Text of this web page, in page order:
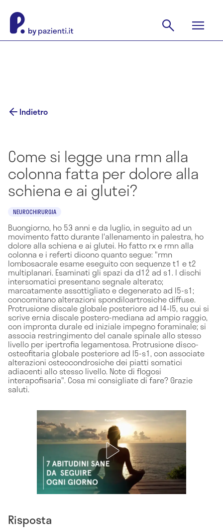
Indietro
Come si legge una rmn alla
colonna fatta per dolore alla
schiena e ai glutei?
NEUROCHIRURGIA
Buongiorno, ho 53 anni e da luglio, in seguito ad un
movimento fatto durante l'allenamento in palestra, ho
dolore alla schiena e ai glutei. Ho fatto rx e rmn alla
colonna e i referti dicono quanto segue: "rmn
lombosacrale esame eseguito con sequenze t1 e t2
multiplanari. Esaminati gli spazi da d12 ad s1. I dischi
intersomatici presentano segnale alterato;
marcatamente assottigliato e degenerato ad l5-s1;
concomitano alterazioni spondiloartrosiche diffuse.
Protrusione discale globale posteriore ad l4-l5, su cui si
scrive ernia discale postero-mediana ad ampio raggio,
con impronta durale ed iniziale impegno foraminale; si
associa restringimento del canale spinale allo stesso
livello per ipertrofia legamentosa. Protrusione disco-
osteofitaria globale posteriore ad l5-s1, con associate
alterazioni osteocondrosiche dei piatti somatici
adiacenti allo stesso livello. Note di flogosi
interapofisaria". Cosa mi consigliate di fare? Grazie
saluti.
Risposta